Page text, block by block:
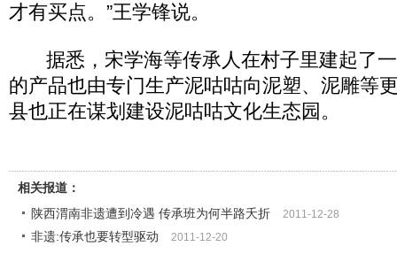
才有买点。”王学锋说。
据悉，宋学海等传承人在村子里建起了一
的产品也由专门生产泥咕咕向泥塑、泥雕等
县也正在谋划建设泥咕咕文化生态园。
相关报道：
陕西渭南非遗遭到冷遇 传承班为何半路夭折
2011-12-28
非遗:传承也要转型驱动 2011-12-20